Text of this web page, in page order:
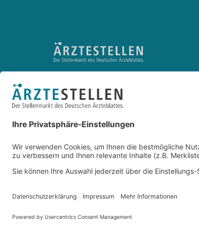
Entwickelt durchJOBIQO